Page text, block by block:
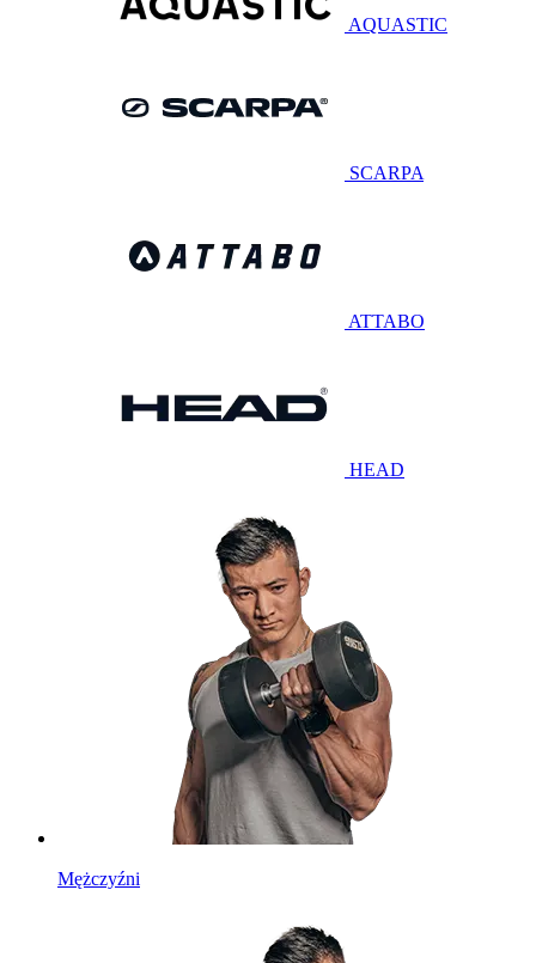
AQUASTIC
SCARPA
ATTABO
HEAD
Mężczyźni